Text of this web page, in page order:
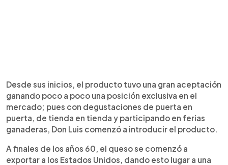
Desde sus inicios, el producto tuvo una gran aceptación
ganando poco a poco una posición exclusiva en el
mercado; pues con degustaciones de puerta en
puerta, de tienda en tienda y participando en ferias
ganaderas, Don Luis comenzó a introducir el producto.
A finales de los años 60, el queso se comenzó a
exportar a los Estados Unidos, dando esto lugar a una